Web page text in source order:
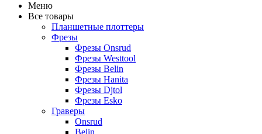
Меню
Все товары
Планшетные плоттеры
Фрезы
Фрезы Onsrud
Фрезы Westtool
Фрезы Belin
Фрезы Hanita
Фрезы Djtol
Фрезы Esko
Граверы
Onsrud